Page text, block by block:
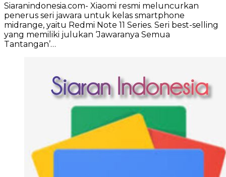
Siaranindonesia.com- Xiaomi resmi meluncurkan
penerus seri jawara untuk kelas smartphone
midrange, yaitu Redmi Note 11 Series. Seri best-selling
yang memiliki julukan ‘Jawaranya Semua
Tantangan’…